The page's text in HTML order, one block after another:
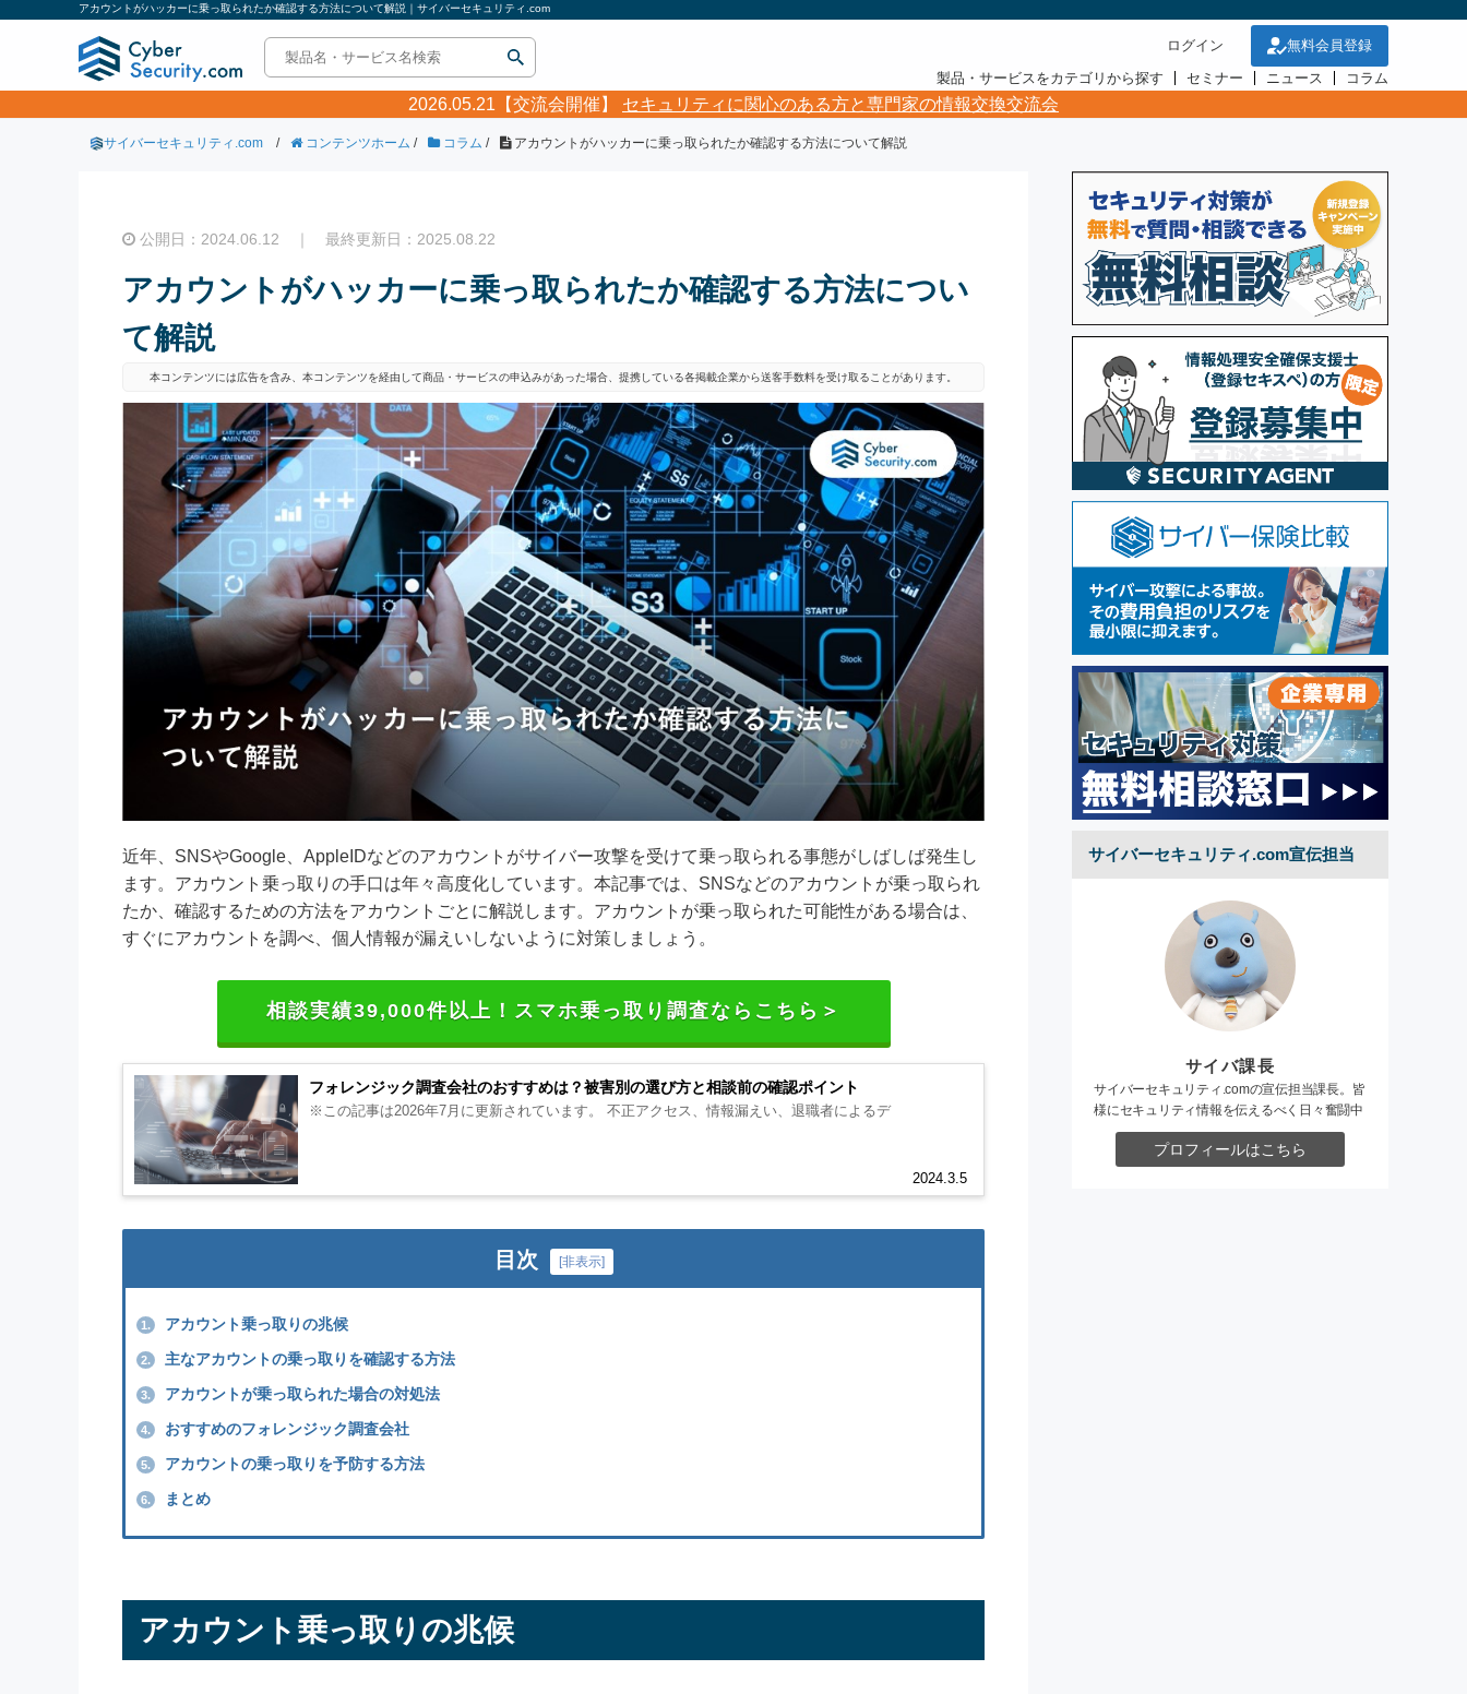
アカウントがハッカーに乗っ取られたか確認する方法について解説｜サイバーセキュリティ.com
ログイン
無料会員登録
製品・サービスをカテゴリから探す
セミナー ニュース コラム
2026.05.21【交流会開催】 セキュリティに関心のある方と専門家の情報交換交流会
サイバーセキュリティ.com / コンテンツホーム / コラム / アカウントがハッカーに乗っ取られたか確認する方法について解説
公開日：2024.06.12 ｜ 最終更新日：2025.08.22
アカウントがハッカーに乗っ取られたか確認する方法につい
て解説
本コンテンツには広告を含み、本コンテンツを経由して商品・サービスの申込みがあった場合、提携している各掲載企業から送客手数料を受け取ることがあります。
近年、SNSやGoogle、AppleIDなどのアカウントがサイバー攻撃を受けて乗っ取られる事態がしばしば発生し
ます。アカウント乗っ取りの手口は年々高度化しています。本記事では、SNSなどのアカウントが乗っ取られ
たか、確認するための方法をアカウントごとに解説します。アカウントが乗っ取られた可能性がある場合は、
すぐにアカウントを調べ、個人情報が漏えいしないように対策しましょう。
相談実績39,000件以上！スマホ乗っ取り調査ならこちら＞
フォレンジック調査会社のおすすめは？被害別の選び方と相談前の確認ポイント
2024.3.5
※この記事は2026年7月に更新されています。 不正アクセス、情報漏えい、退職者によるデ
目次 [非表示]
1. アカウント乗っ取りの兆候
2. 主なアカウントの乗っ取りを確認する方法
3. アカウントが乗っ取られた場合の対処法
4. おすすめのフォレンジック調査会社
5. アカウントの乗っ取りを予防する方法
6. まとめ
アカウント乗っ取りの兆候
サイバーセキュリティ.com宣伝担当
サイバ課長
サイバーセキュリティ.comの宣伝担当課長。皆
様にセキュリティ情報を伝えるべく日々奮闘中
プロフィールはこちら